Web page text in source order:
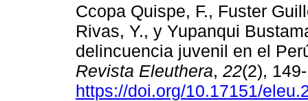
Ccopa Quispe, F., Fuster
Rivas, Y., y Yupanqui
delincuencia juvenil en el
Revista Eleuthera, 22(2),
https://doi.org/10.17151/